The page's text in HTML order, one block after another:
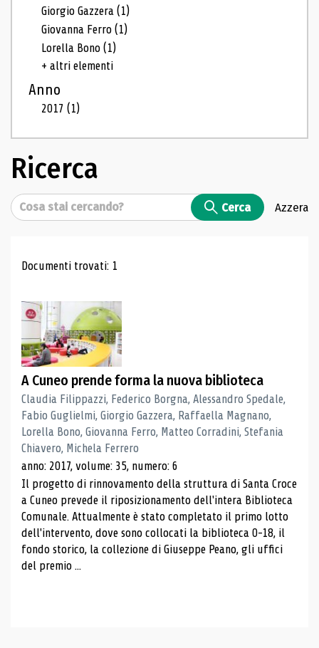
Giorgio Gazzera(1)
Giovanna Ferro(1)
Lorella Bono(1)
+ altri elementi
Anno
2017(1)
Ricerca
Cerca Cerca Azzera
Risultati di ricerca
Documenti trovati: 1
A Cuneo prende forma la nuova biblioteca
Claudia Filippazzi, Federico Borgna, Alessandro Spedale,
Fabio Guglielmi, Giorgio Gazzera, Raffaella Magnano,
Lorella Bono, Giovanna Ferro, Matteo Corradini, Stefania
Chiavero, Michela Ferrero
anno: 2017, volume: 35, numero: 6
Il progetto di rinnovamento della struttura di Santa Croce
a Cuneo prevede il riposizionamento dell'intera Biblioteca
Comunale. Attualmente è stato completato il primo lotto
dell'intervento, dove sono collocati la biblioteca 0-18, il
fondo storico, la collezione di Giuseppe Peano, gli uffici
del premio ...